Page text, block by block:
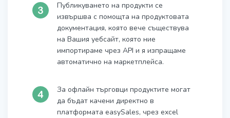
Публикуването на продукти се
извършва с помощта на продуктовата
документация, която вече съществува
на Вашия уебсайт, която ние
импортираме чрез API и я изпращаме
автоматично на маркетплейса.
За офлайн търговци продуктите могат
да бъдат качени директно в
платформата easySales, чрез excel